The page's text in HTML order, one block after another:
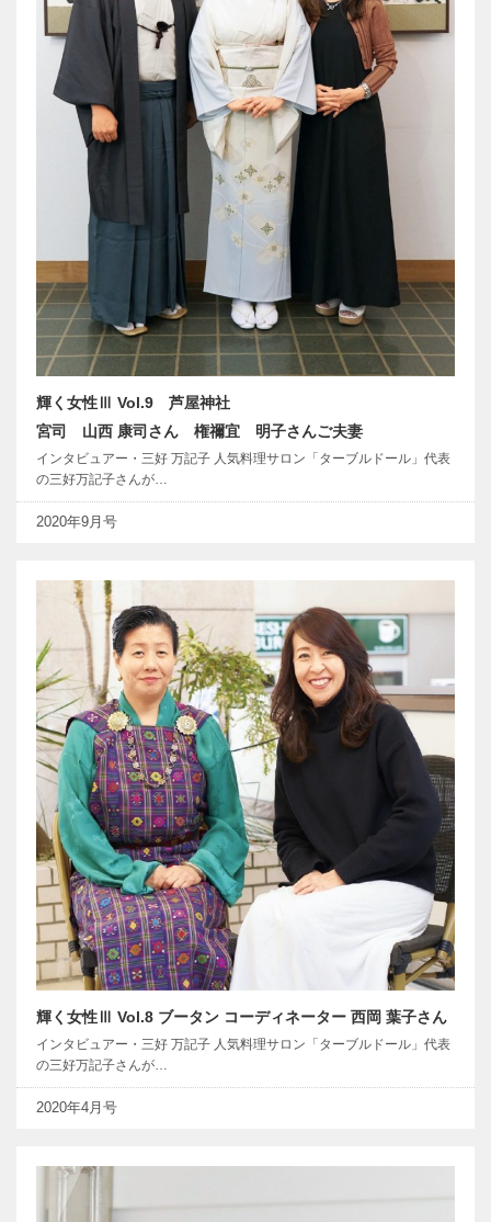
輝く女性Ⅲ Vol.9 芦屋神社
宮司 山西 康司さん 権禰宜 明子さんご夫妻
インタビュアー・三好 万記子 人気料理サロン「ターブルドール」代表
の三好万記子さんが…
2020年9月号
輝く女性Ⅲ Vol.8 ブータン コーディネーター 西岡 葉子さん
インタビュアー・三好 万記子 人気料理サロン「ターブルドール」代表
の三好万記子さんが…
2020年4月号